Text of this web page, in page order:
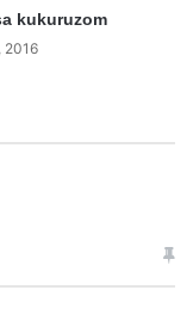
kukuruzom
2016